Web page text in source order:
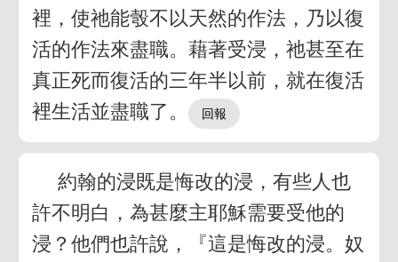
裡，使祂能彀不以天然的作法，乃以復
活的作法來盡職。藉著受浸，祂甚至在
真正死而復活的三年半以前，就在復活
裡生活並盡職了。
約翰的浸既是悔改的浸，有些人也
許不明白，為甚麼主耶穌需要受他的
浸？他們也許說，『這是悔改的浸。奴